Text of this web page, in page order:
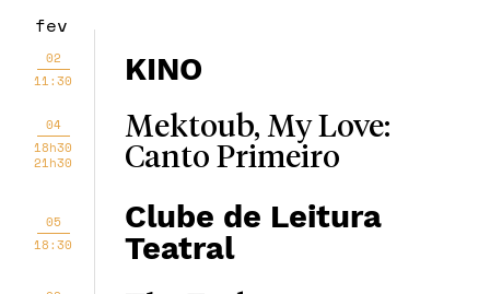
fev
02
11:30
KINO
04
18h30
21h30
Mektoub, My Love:
Canto Primeiro
05
18:30
Clube de Leitura
Teatral